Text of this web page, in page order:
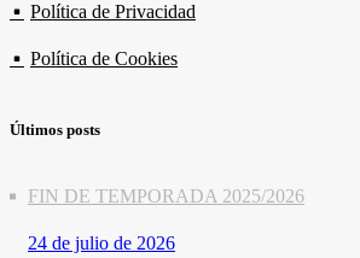
Política de Privacidad
Política de Cookies
Últimos posts
FIN DE TEMPORADA 2025/2026
24 de julio de 2026